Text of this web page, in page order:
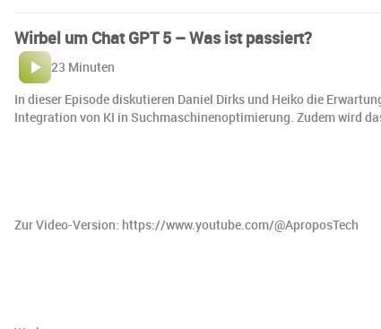
Wirbel um Chat GPT 5 – Was ist passiert?
23 Minuten
In dieser Episode diskutieren Daniel Dirks und Heiko die
Integration von KI in Suchmaschinenoptimierung. Zudem wird
Zur Video-Version: https://www.youtube.com/@AproposTech